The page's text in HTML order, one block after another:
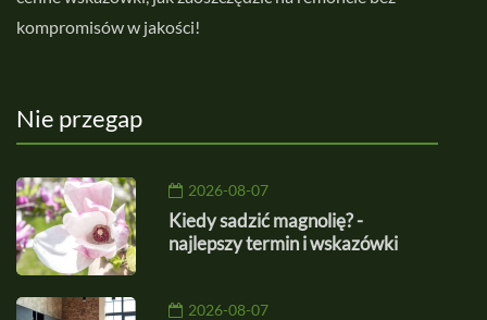
kompromisów w jakości!
Nie przegap
2026-08-07
Kiedy sadzić magnolię? -
najlepszy termin i wskazówki
2026-08-07